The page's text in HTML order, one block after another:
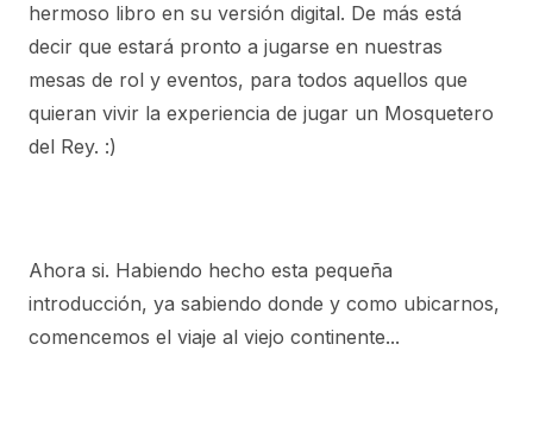
hermoso libro en su versión digital. De más está
decir que estará pronto a jugarse en nuestras
mesas de rol y eventos, para todos aquellos que
quieran vivir la experiencia de jugar un Mosquetero
del Rey. :)
Ahora si. Habiendo hecho esta pequeña
introducción, ya sabiendo donde y como ubicarnos,
comencemos el viaje al viejo continente...